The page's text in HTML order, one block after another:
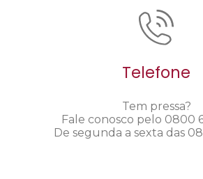
Telefone
Tem pressa?
Fale conosco pelo 0800
De segunda a sexta das